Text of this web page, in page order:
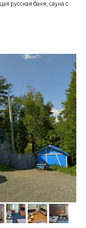
русская баня, сауна с